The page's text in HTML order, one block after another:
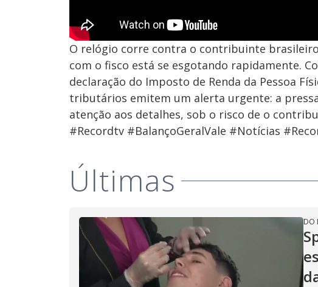
O relógio corre contra o contribuinte
com o fisco está se esgotando rapidamente.
declaração do Imposto de Renda da Pessoa
tributários emitem um alerta urgente: a
atenção aos detalhes, sob o risco de o
#Recordtv #BalançoGeralVale #Notícias
Últimas
DO